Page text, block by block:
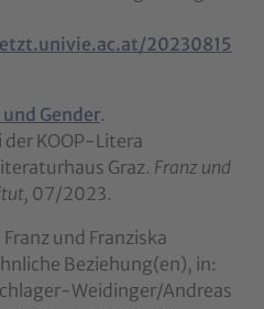
20230815
Gender.
KOOP-Litera
Graz. Franz und
07/2023.
und Franziska
Beziehung(en), in:
Weidinger/Andreas